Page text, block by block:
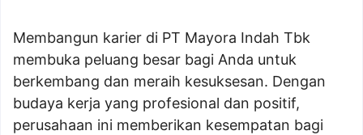
Membangun karier di PT Mayora Indah Tbk
membuka peluang besar bagi Anda untuk
berkembang dan meraih kesuksesan. Dengan
budaya kerja yang profesional dan positif,
perusahaan ini memberikan kesempatan bagi